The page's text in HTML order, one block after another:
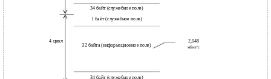
34 байт (служебное поле)
1 байт (служебное поле)
4 цикл
32 байта (информационное поле)
2,048
мбит/с
34 байт (служебное поле)